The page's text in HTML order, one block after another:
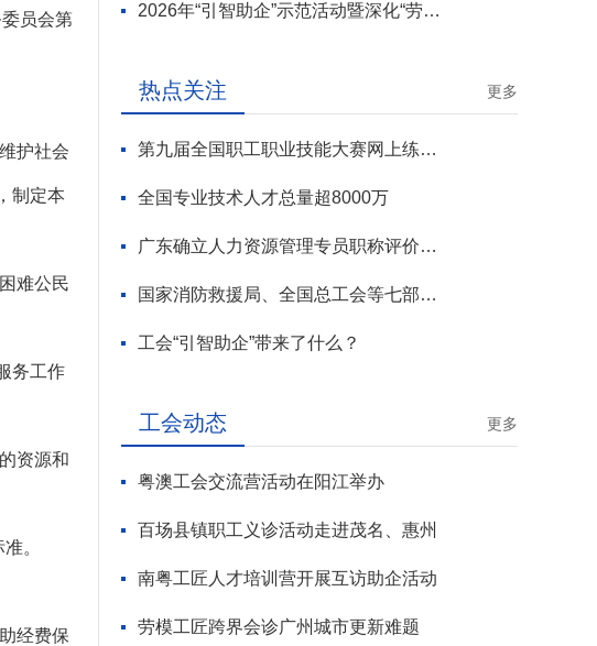
员会第
护社会
制定本
难公民
务工作
资源和
。
经费保
2026年“引智助企”示范活动暨深化“劳模工匠进万企”专项行动启动
热点关注 更多
第九届全国职工职业技能大赛网上练兵正式启动
全国专业技术人才总量超8000万
广东确立人力资源管理专员职称评价标准
国家消防救援局、全国总工会等七部门联合部署 开展全民消防安全素质提升行动
工会“引智助企”带来了什么？
工会动态 更多
粤澳工会交流营活动在阳江举办
百场县镇职工义诊活动走进茂名、惠州
南粤工匠人才培训营开展互访助企活动
劳模工匠跨界会诊广州城市更新难题